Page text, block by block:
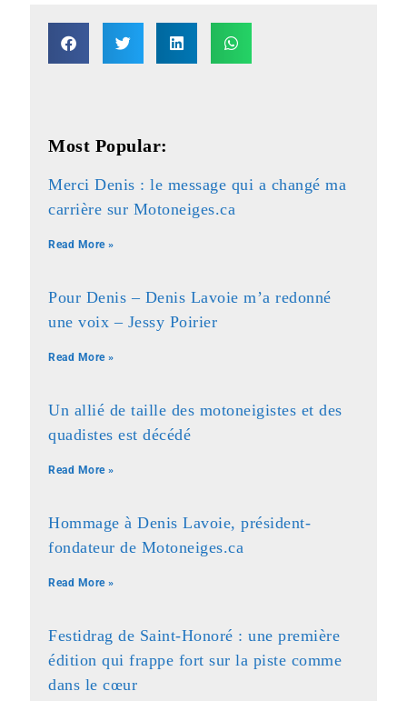
Most Popular:
Merci Denis : le message qui a changé ma
carrière sur Motoneiges.ca
Read More »
Pour Denis – Denis Lavoie m’a redonné
une voix – Jessy Poirier
Read More »
Un allié de taille des motoneigistes et des
quadistes est décédé
Read More »
Hommage à Denis Lavoie, président-
fondateur de Motoneiges.ca
Read More »
Festidrag de Saint-Honoré : une première
édition qui frappe fort sur la piste comme
dans le cœur